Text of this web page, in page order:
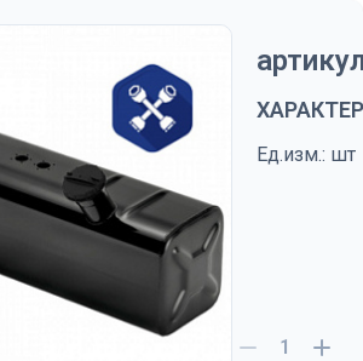
Ед.изм.: шт